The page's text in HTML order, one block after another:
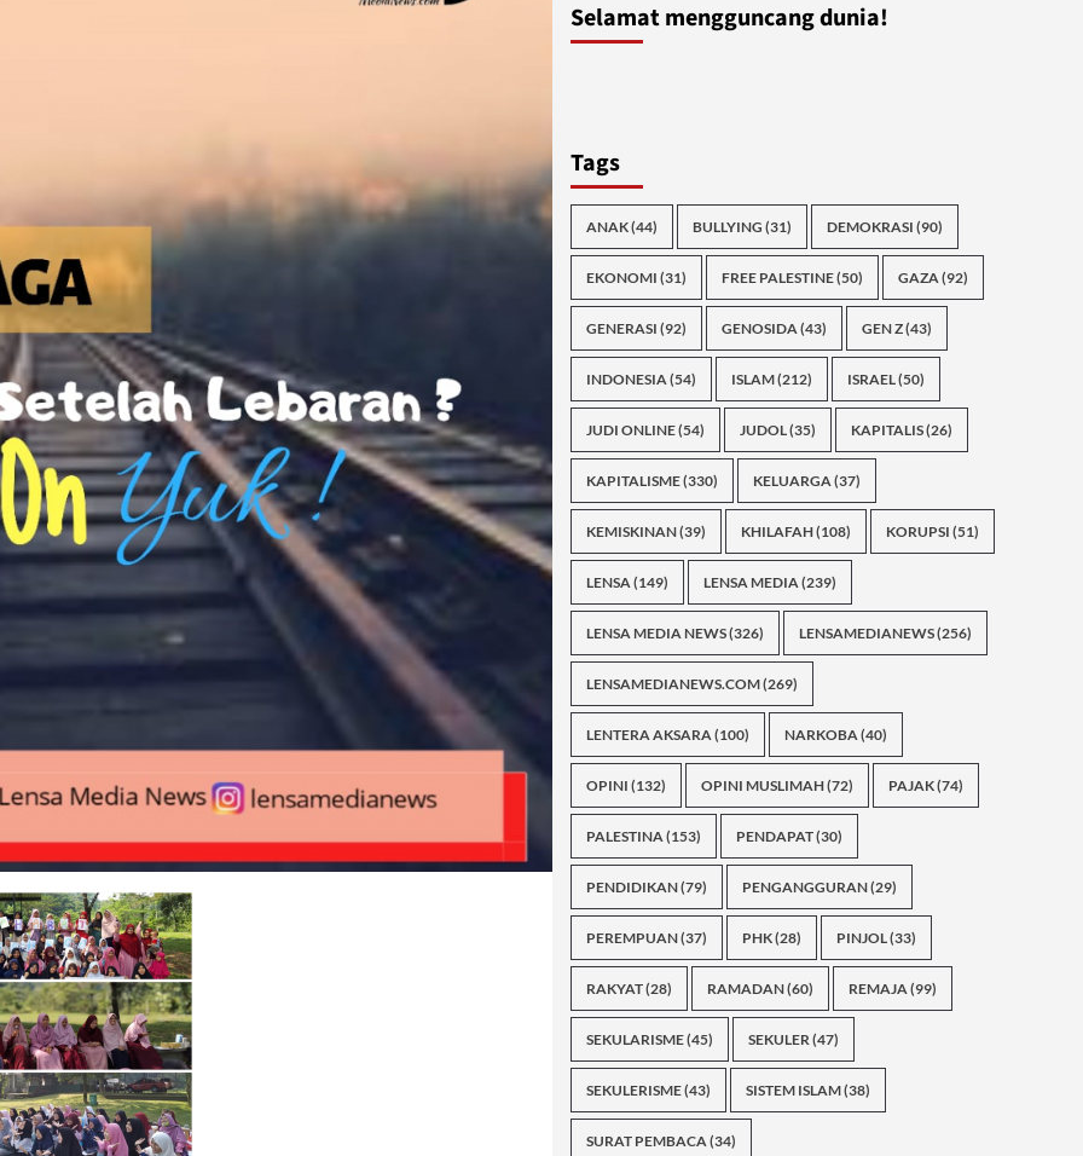
Selamat mengguncang dunia!
Tags
ANAK(44) BULLYING (31) DEMOKRASI (90)
EKONOMI (31) FREE PALESTINE(50) GAZA(92)
GENERASI (92) GENOSIDA(43) GEN Z(43)
INDONESIA(54) ISLAM(212) ISRAEL(50)
JUDI ONLINE(54) JUDOL(35) KAPITALIS(26)
KAPITALISME(330) KELUARGA(37)
KEMISKINAN(39) KHILAFAH(108) KORUPSI (51)
LENSA(149) LENSA MEDIA(239)
LENSA MEDIA NEWS(326) LENSAMEDIANEWS(256)
LENSAMEDIANEWS.COM(269)
LENTERA AKSARA(100) NARKOBA(40)
OPINI (132) OPINI MUSLIMAH(72) PAJAK(74)
PALESTINA(153) PENDAPAT(30)
PENDIDIKAN(79) PENGANGGURAN(29)
PEREMPUAN(37) PHK(28) PINJOL(33)
RAKYAT(28) RAMADAN(60) REMAJA(99)
SEKULARISME(45) SEKULER(47)
SEKULERISME(43) SISTEM ISLAM(38)
SURAT PEMBACA(34)